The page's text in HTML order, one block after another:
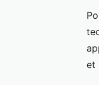
et